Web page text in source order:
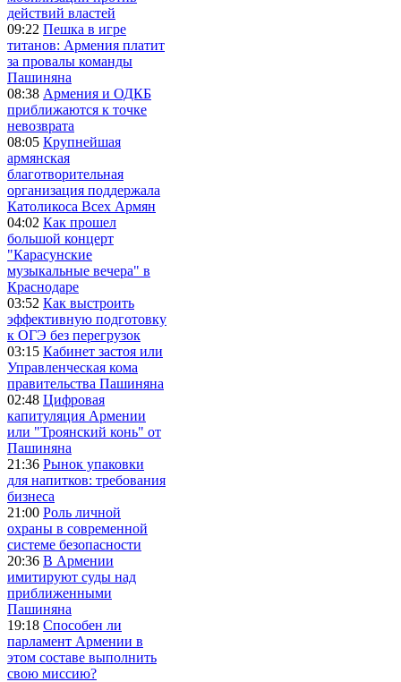
действий властей
09:22 Пешка в игре
титанов: Армения платит
за провалы команды
Пашиняна
08:38 Армения и ОДКБ
приближаются к точке
невозврата
08:05 Крупнейшая
армянская
благотворительная
организация поддержала
Католикоса Всех Армян
04:02 Как прошел
большой концерт
"Карасунские
музыкальные вечера" в
Краснодаре
03:52 Как выстроить
эффективную подготовку
к ОГЭ без перегрузок
03:15 Кабинет застоя или
Управленческая кома
правительства Пашиняна
02:48 Цифровая
капитуляция Армении
или "Троянский конь" от
Пашиняна
21:36 Рынок упаковки
для напитков: требования
бизнеса
21:00 Роль личной
охраны в современной
системе безопасности
20:36 В Армении
имитируют суды над
приближенными
Пашиняна
19:18 Способен ли
парламент Армении в
этом составе выполнить
свою миссию?